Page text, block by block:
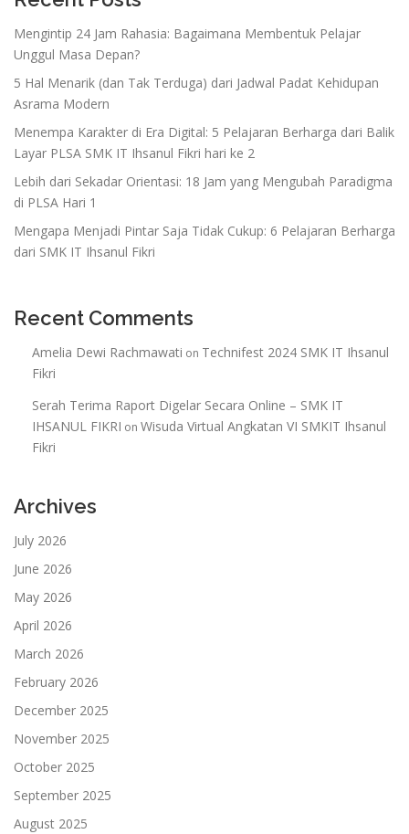
Mengintip 24 Jam Rahasia: Bagaimana Membentuk Pelajar
Unggul Masa Depan?
5 Hal Menarik (dan Tak Terduga) dari Jadwal Padat Kehidupan
Asrama Modern
Menempa Karakter di Era Digital: 5 Pelajaran Berharga dari Balik
Layar PLSA SMK IT Ihsanul Fikri hari ke 2
Lebih dari Sekadar Orientasi: 18 Jam yang Mengubah Paradigma
di PLSA Hari 1
Mengapa Menjadi Pintar Saja Tidak Cukup: 6 Pelajaran Berharga
dari SMK IT Ihsanul Fikri
Recent Comments
Amelia Dewi Rachmawati on Technifest 2024 SMK IT Ihsanul
Fikri
Serah Terima Raport Digelar Secara Online – SMK IT
IHSANUL FIKRI on Wisuda Virtual Angkatan VI SMKIT Ihsanul
Fikri
Archives
July 2026
June 2026
May 2026
April 2026
March 2026
February 2026
December 2025
November 2025
October 2025
September 2025
August 2025